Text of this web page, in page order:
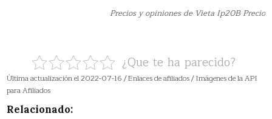
Precios y opiniones de Vieta Ip20B Precio
¿Que te ha parecido?
Última actualización el 2022-07-16 / Enlaces de afiliados / Imágenes de la API
para Afiliados
Relacionado: